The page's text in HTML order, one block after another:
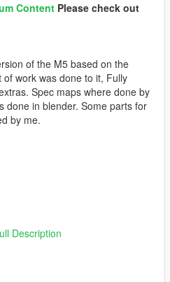
Content Please check out
of the M5 based on the
work was done to it, Fully
Spec maps where done by
done in blender. Some parts for
by me.
Description